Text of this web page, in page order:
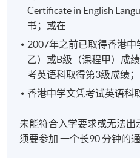
Certificate in English
书；或在
2007年之前已取得香港
乙）或B级（课程甲）成
考英语科取得第3级成绩
香港中学文凭考试英语科
未能符合入学要求或无法出
须要参加 一个长90 分钟的